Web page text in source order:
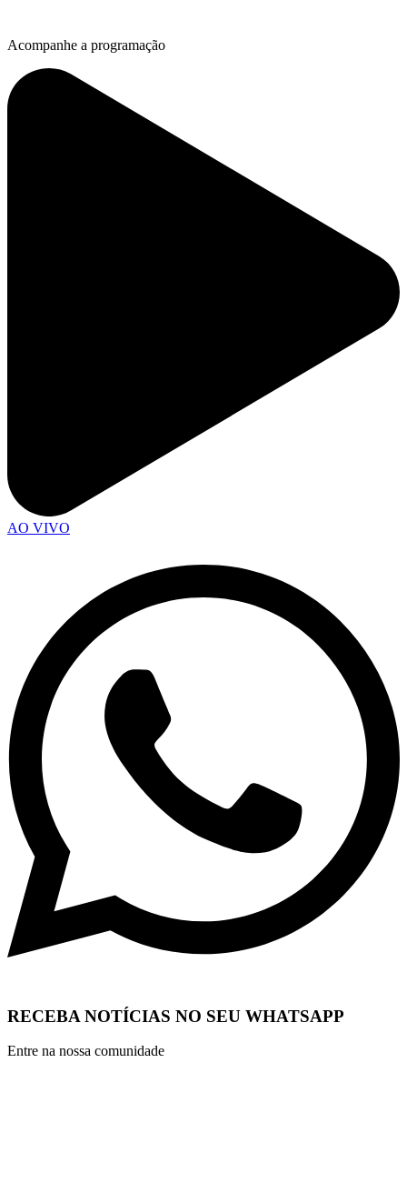
Acompanhe a programação
AO VIVO
RECEBA NOTÍCIAS NO SEU WHATSAPP
Entre na nossa comunidade